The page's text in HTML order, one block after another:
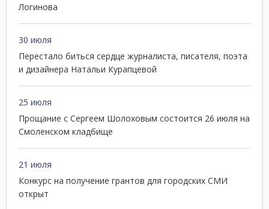
Логинова
30 июля
Перестало биться сердце журналиста, писателя, поэта
и дизайнера Натальи Курапцевой
25 июля
Прощание с Сергеем Шолоховым состоится 26 июля на
Смоленском кладбище
21 июля
Конкурс на получение грантов для городских СМИ
открыт